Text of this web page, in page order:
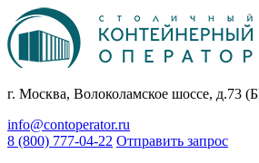
г. Москва, Волоколамское шоссе, д.73
info@contoperator.ru
8 (800) 777-04-22 Отправить запрос